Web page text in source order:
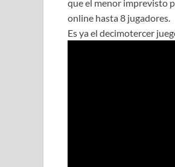
que el menor imprevisto
online hasta 8 jugadores.
Es ya el decimotercer